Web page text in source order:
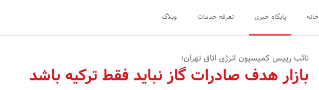
خانه پایگاه خبری تعرفه خدمات وبلاگ
نائب رییس کمیسیون انرژی اتاق تهران؛
بازار هدف صادرات گاز نباید فقط ترکیه باشد